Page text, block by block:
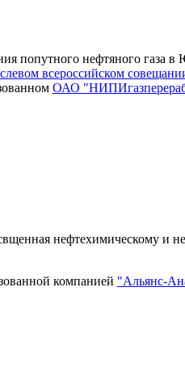
попутного нефтяного газа в
всероссийском
ОАО
нефтехимическому и
компанией "Альянс-